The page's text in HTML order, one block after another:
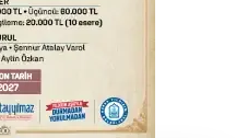
kişi meteor yağmuru
kazada 4 yaralı